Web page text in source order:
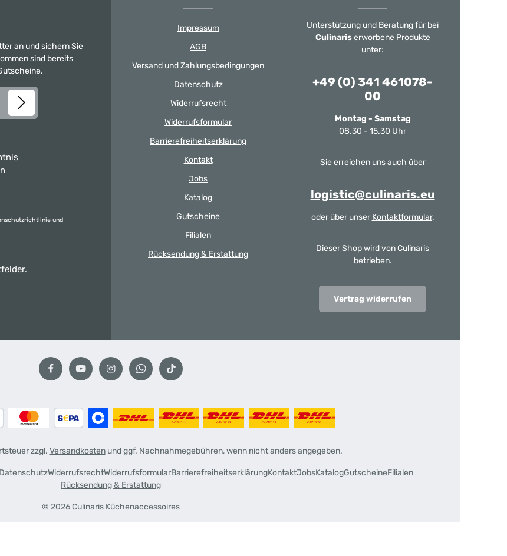
an und sichern Sie
sind bereits
und
Impressum
AGB
Versand und Zahlungsbedingungen
Datenschutz
Widerrufsrecht
Widerrufsformular
Barrierefreiheitserklärung
Kontakt
Jobs
Katalog
Gutscheine
Filialen
Rücksendung & Erstattung
Unterstützung und Beratung für bei
Culinariserworbene Produkte
unter:
+49 (0) 341 461078-
00
Montag - Samstag
08.30 - 15.30 Uhr
Sie erreichen uns auch über
logistic@culinaris.eu
oder über unser Kontaktformular.
Dieser Shop wird von Culinaris
betrieben.
Vertrag widerrufen
zzgl. Versandkostenund ggf. Nachnahmegebühren, wenn nicht anders angegeben.
© 2026 Culinaris Küchenaccessoires
DatenschutzWiderrufsrechtWiderrufsformularBarrierefreiheitserklärungKontaktJobsKatalogGutscheineFilialen
Rücksendung & Erstattung